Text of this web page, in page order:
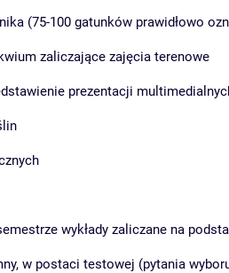
(75-100 gatunków prawidłowo
zaliczające zajęcia terenowe
prezentacji
wykłady zaliczane na
w postaci testowej (pytania